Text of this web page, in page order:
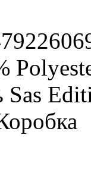
Sas